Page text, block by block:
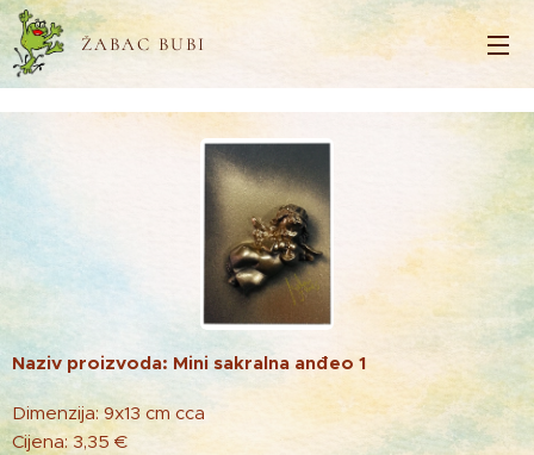
ŽABAC BUBI
Naziv proizvoda: Mini sakralna anđeo 1
Dimenzija: 9x13 cm cca
Cijena: 3,35 €